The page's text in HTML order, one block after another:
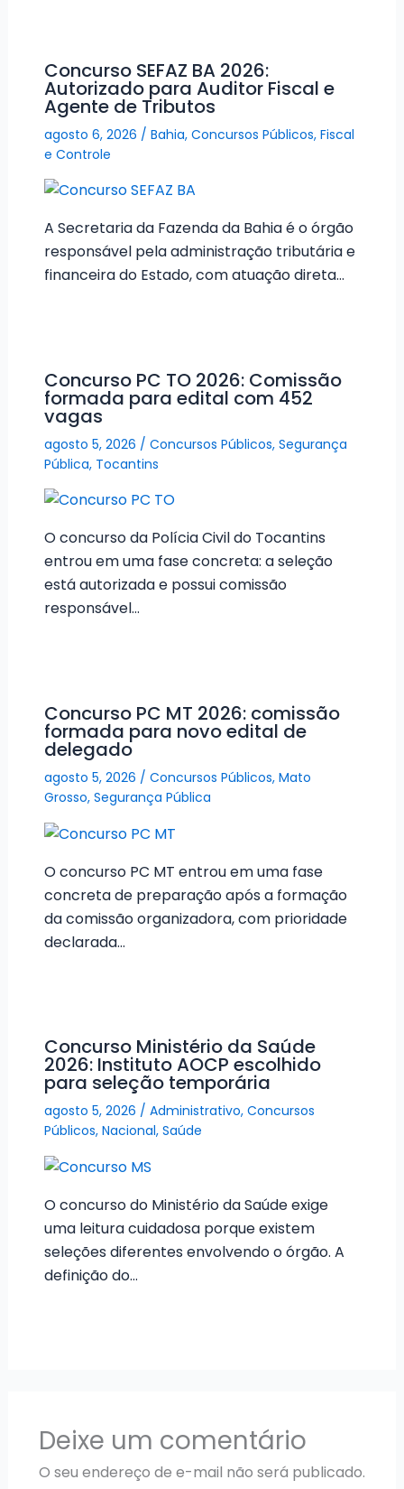
Concurso SEFAZ BA 2026:
Autorizado para Auditor Fiscal e
Agente de Tributos
agosto 6, 2026 / Bahia, Concursos Públicos, Fiscal
e Controle
A Secretaria da Fazenda da Bahia é o órgão
responsável pela administração tributária e
financeira do Estado, com atuação direta…
Concurso PC TO 2026: Comissão
formada para edital com 452
vagas
agosto 5, 2026 / Concursos Públicos, Segurança
Pública, Tocantins
O concurso da Polícia Civil do Tocantins
entrou em uma fase concreta: a seleção
está autorizada e possui comissão
responsável…
Concurso PC MT 2026: comissão
formada para novo edital de
delegado
agosto 5, 2026 / Concursos Públicos, Mato
Grosso, Segurança Pública
O concurso PC MT entrou em uma fase
concreta de preparação após a formação
da comissão organizadora, com prioridade
declarada…
Concurso Ministério da Saúde
2026: Instituto AOCP escolhido
para seleção temporária
agosto 5, 2026 / Administrativo, Concursos
Públicos, Nacional, Saúde
O concurso do Ministério da Saúde exige
uma leitura cuidadosa porque existem
seleções diferentes envolvendo o órgão. A
definição do…
Deixe um comentário
O seu endereço de e-mail não será publicado.